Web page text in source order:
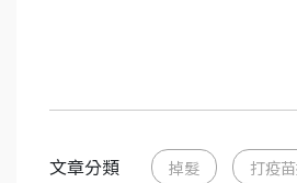
文章分類 掉髮 打疫